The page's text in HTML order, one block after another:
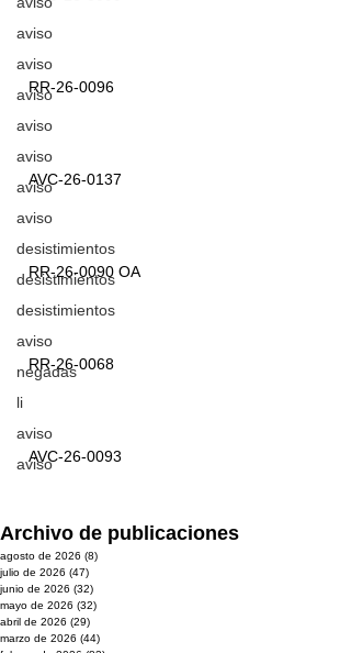
aviso
aviso
aviso
aviso
aviso
aviso
aviso
desistimientos
desistimientos
desistimientos
aviso
negadas
li
aviso
aviso
RR-26-0096
AVC-26-0137
RR-26-0090 OA
RR-26-0068
AVC-26-0093
Archivo de publicaciones
agosto de 2026 (8)
julio de 2026 (47)
junio de 2026 (32)
mayo de 2026 (32)
abril de 2026 (29)
marzo de 2026 (44)